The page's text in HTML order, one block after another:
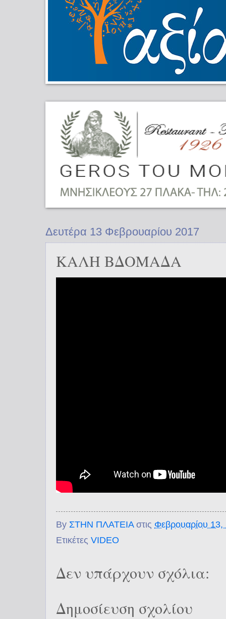
Δευτέρα 13 Φεβρουαρίου 2017
ΚΑΛΗ ΒΔΟΜΑΔΑ
By ΣΤΗΝ ΠΛΑΤΕΙΑ στις Φεβρουαρίου 13,
Ετικέτες VIDEO
Δεν υπάρχουν σχόλια:
Δημοσίευση σχολίου